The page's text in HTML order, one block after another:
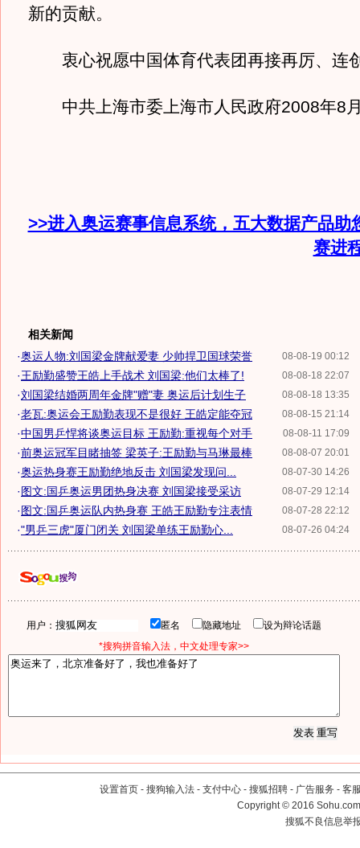
新的贡献。
衷心祝愿中国体育代表团再接再厉、连
中共上海市委上海市人民政府2008年8
>>进入奥运赛事信息系统，五大数据产品助
赛进
相关新闻
08-08-19 00:12
·奥运人物:刘国梁金牌献爱妻 少帅捍卫国球荣誉
08-08-18 22:07
·王励勤盛赞王皓上手战术 刘国梁:他们太棒了!
08-08-18 13:35
·刘国梁结婚两周年金牌"赠"妻 奥运后计划生子
08-08-15 21:14
·老瓦:奥运会王励勤表现不是很好 王皓定能夺冠
08-08-11 17:09
·中国男乒悍将谈奥运目标 王励勤:重视每个对手
08-08-07 20:01
·前奥运冠军目睹抽签 梁英子:王励勤与马琳最棒
08-07-30 14:26
·奥运热身赛王励勤绝地反击 刘国梁发现问...
08-07-29 12:14
·图文:国乒奥运男团热身决赛 刘国梁接受采访
08-07-28 22:12
·图文:国乒奥运队内热身赛 王皓王励勤专注表情
08-07-26 04:24
·"男乒三虎"厦门闭关 刘国梁单练王励勤心...
用户： 匿名 隐藏地址
设为辩论话题
*搜狗拼音输入法，中文处理专家>>
设置首页 - 搜狗输入法 - 支付中心 - 搜狐招聘 - 广告服务 - 客
Copyright©2016
搜狐不良信息举